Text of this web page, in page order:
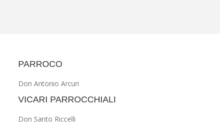
PARROCO
Don Antonio Arcuri
VICARI PARROCCHIALI
Don Santo Riccelli